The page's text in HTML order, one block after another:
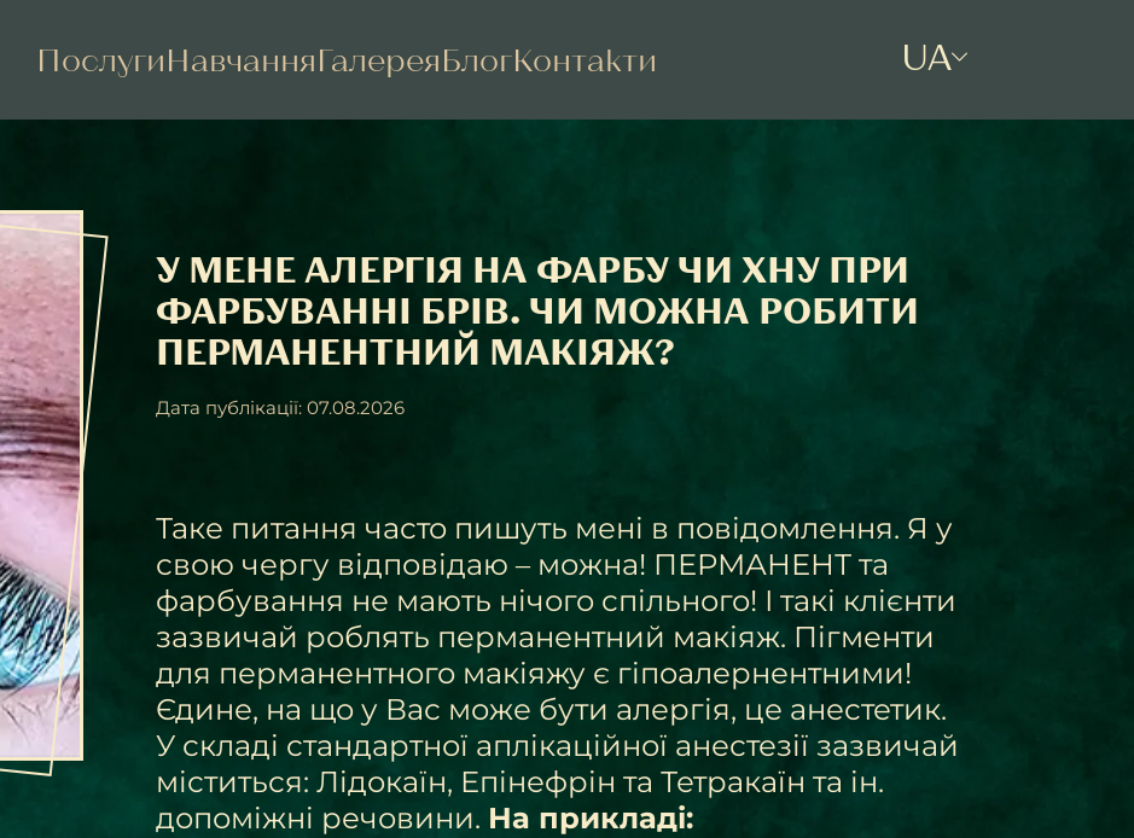
ПослугиНавчанняГалереяБлогКонтакти UA
У МЕНЕ АЛЕРГІЯ НА ФАРБУ ЧИ ХНУ ПРИ
ФАРБУВАННІ БРІВ. ЧИ МОЖНА РОБИТИ
ПЕРМАНЕНТНИЙ МАКІЯЖ?
Дата публікації: 07.08.2026
Таке питання часто пишуть мені в повідомлення. Я у
свою чергу відповідаю – можна! ПЕРМАНЕНТ та
фарбування не мають нічого спільного! І такі клієнти
зазвичай роблять перманентний макіяж. Пігменти
для перманентного макіяжу є гіпоалернентними!
Єдине, на що у Вас може бути алергія, це анестетик.
У складі стандартної аплікаційної анестезії зазвичай
міститься: Лідокаїн, Епінефрін та Тетракаїн та ін.
допоміжні речовини. На прикладі: